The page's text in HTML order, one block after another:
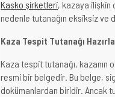
Kasko şirketleri, kazaya ilişkin
nedenle tutanağın eksiksiz ve
Kaza Tespit Tutanağı
Kaza tespit tutanağı, kazanın
resmi bir belgedir. Bu belge,
dokümanlardan biridir. Ancak